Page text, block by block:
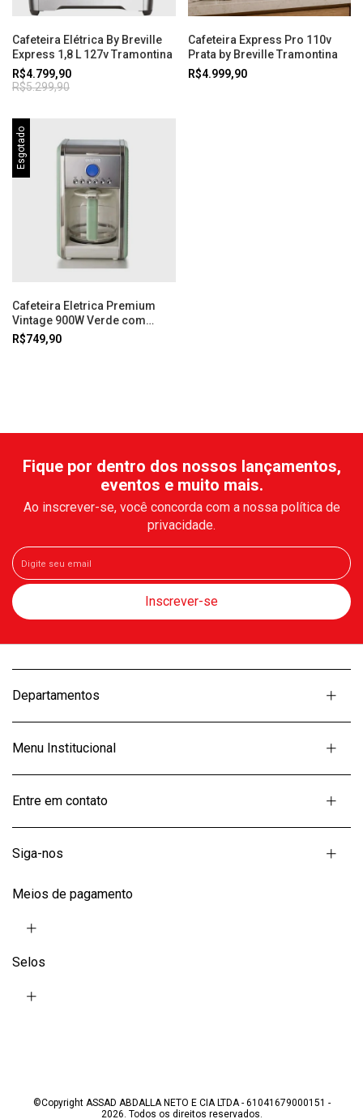
Cafeteira Elétrica By Breville
Express 1,8 L 127v Tramontina
R$4.799,90
R$5.299,90
Cafeteira Express Pro 110v
Prata by Breville Tramontina
R$4.999,90
Esgotado
Cafeteira Eletrica Premium
Vintage 900W Verde com
Filtro 127V Ariete
R$749,90
Fique por dentro dos nossos lançamentos,
eventos e muito mais.
Ao inscrever-se, você concorda com a nossa política de
privacidade.
Departamentos
Menu Institucional
Entre em contato
Siga-nos
Meios de pagamento
Selos
©Copyright ASSAD ABDALLA NETO E CIA LTDA - 61041679000151 -
2026. Todos os direitos reservados.